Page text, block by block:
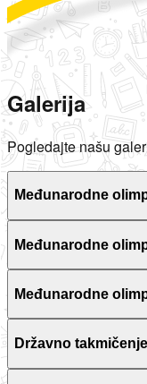
Galerija
Pogledajte našu
Međunarodne
Međunarodne
Međunarodne
Državno